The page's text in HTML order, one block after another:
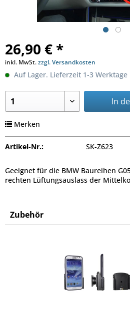
26,90 € *
inkl. MwSt.zzgl. Versandkosten
Auf Lager. Lieferzeit 1-3 Werktage
In
Merken
Artikel-Nr.: SK-Z623
Geeignet für die BMW Baureihen
rechten Lüftungsauslass der
Zubehör